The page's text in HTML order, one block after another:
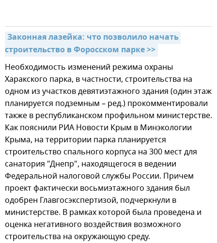
Законная лазейка: что позволило начать
строительство в Форосском парке >>
Необходимость изменений режима охраны
Харакского парка, в частности, строительства на
одном из участков девятиэтажного здания (один этаж
планируется подземным – ред.) прокомментировали
также в республиканском профильном министерстве.
Как пояснили РИА Новости Крым в Минэкологии
Крыма, на территории парка планируется
строительство спального корпуса на 300 мест для
санатория "Днепр", находящегося в ведении
Федеральной налоговой службы России. Причем
проект фактически восьмиэтажного здания был
одобрен Главгосэкспертизой, подчеркнули в
министерстве. В рамках которой была проведена и
оценка негативного воздействия возможного
строительства на окружающую среду.